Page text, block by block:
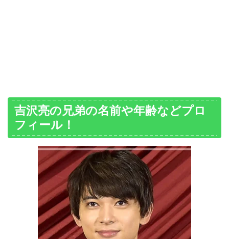
吉沢亮の兄弟の名前や年齢などプロ
フィール！